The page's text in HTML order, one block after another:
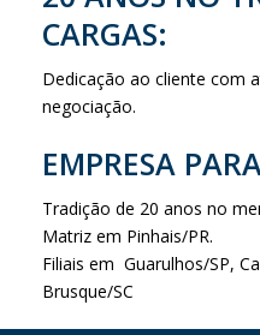
CARGAS:
Dedicação ao cliente com
negociação.
EMPRESA
Tradição de 20 anos no
Matriz em Pinhais/PR.
Filiais em Guarulhos/SP,
Brusque/SC